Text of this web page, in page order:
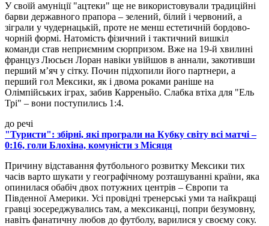
У своїй амуніції "ацтеки" ще не використовували традиційні
барви державного прапора – зелений, білий і червоний, а
зіграли у чудернацькій, проте не менш естетичній бордово-
чорній формі. Натомість фізичний і тактичний вишкіл
команди став неприємним сюрпризом. Вже на 19-й хвилині
француз Люсьєн Лоран навіки увійшов в аннали, закотивши
перший м’яч у сітку. Почин підхопили його партнери, а
перший гол Мексики, як і двома роками раніше на
Олімпійських іграх, забив Карреньйо. Слабка втіха для "Ель
Трі" – вони поступились 1:4.
до речі
"Туристи": збірні, які програли на Кубку світу всі матчі –
0:16, голи Блохіна, комуністи з Місяця
Причину відставання футбольного розвитку Мексики тих
часів варто шукати у географічному розташуванні країни, яка
опинилася обабіч двох потужних центрів – Європи та
Південної Америки. Усі провідні тренерські уми та найкращі
гравці зосереджувались там, а мексиканці, попри безумовну,
навіть фанатичну любов до футболу, варилися у своєму соку.